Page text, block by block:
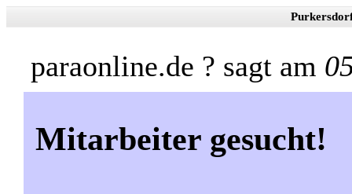
paraonline.de ? sagt am
Mitarbeiter gesucht!